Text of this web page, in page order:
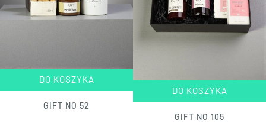
DO KOSZYKA
GIFT NO 52
DO KOSZYKA
GIFT NO 105